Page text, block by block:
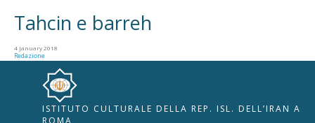
Tahcin e barreh
4 January 2018
Redazione
ISTITUTO CULTURALE DELLA REP. ISL. DELL’IRAN A
ROMA
RIPRISTINA 🇮🇹 🇬🇧